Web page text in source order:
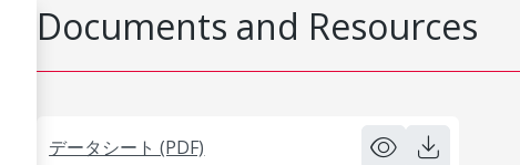
Documents and Resources
データシート (PDF)